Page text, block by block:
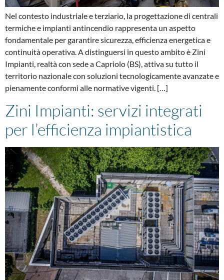
Nel contesto industriale e terziario, la progettazione di centrali
termiche e impianti antincendio rappresenta un aspetto
fondamentale per garantire sicurezza, efficienza energetica e
continuità operativa. A distinguersi in questo ambito è Zini
Impianti, realtà con sede a Capriolo (BS), attiva su tutto il
territorio nazionale con soluzioni tecnologicamente avanzate e
pienamente conformi alle normative vigenti. […]
Zini Impianti: servizi integrati
per l’efficienza impiantistica